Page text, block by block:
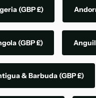
(GBP £)
(GBP £)
& Barbuda (GBP £)